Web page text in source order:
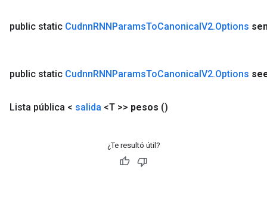
public static CudnnRNNParamsToCanonicalV2.Options
public static CudnnRNNParamsToCanonicalV2.Options
Lista pública < salida <T >> pesos ()
¿Te resultó útil?